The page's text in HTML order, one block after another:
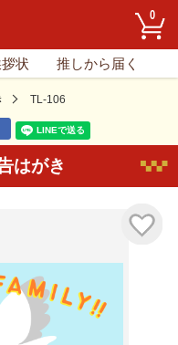
0
状 推しから届く
TL-106
はがき